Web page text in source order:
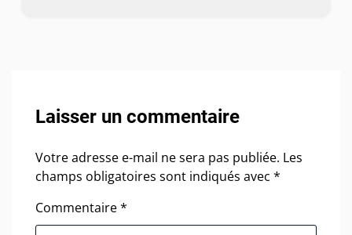
Laisser un commentaire
Votre adresse e-mail ne sera pas publiée. Les
champs obligatoires sont indiqués avec *
Commentaire*